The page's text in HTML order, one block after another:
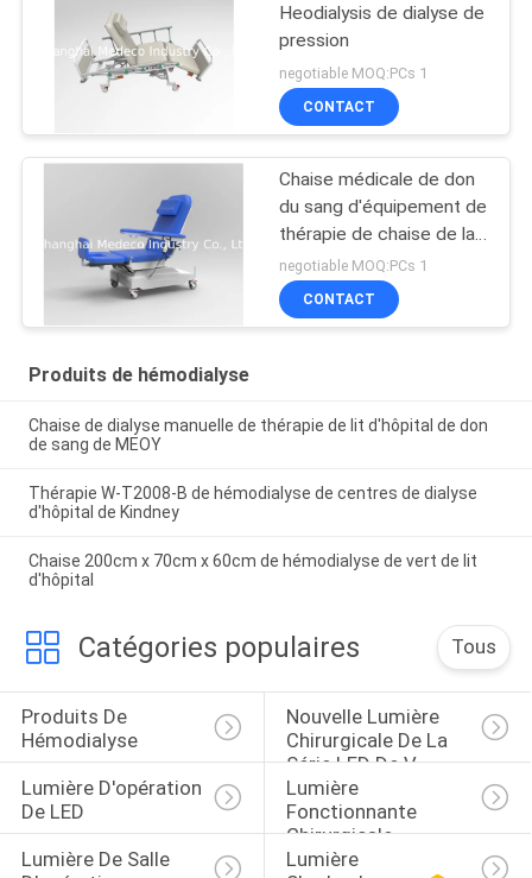
Heodialysis de dialyse de
pression
negotiable MOQ:PCs 1
CONTACT
Chaise médicale de don
du sang d'équipement de
thérapie de chaise de la
hémodialyse ME340
negotiable MOQ:PCs 1
CONTACT
Produits de hémodialyse
Chaise de dialyse manuelle de thérapie de lit d'hôpital de don
de sang de MEOY
Thérapie W-T2008-B de hémodialyse de centres de dialyse
d'hôpital de Kindney
Chaise 200cm x 70cm x 60cm de hémodialyse de vert de lit
d'hôpital
Catégories populaires Tous
Produits De
Hémodialyse
Nouvelle Lumière
Chirurgicale De La
Série LED De V
Lumière D'opération
De LED
Lumière
Fonctionnante
Chirurgicale
Lumière De Salle
Lumière